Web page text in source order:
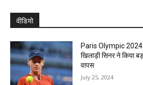
वीडियो
Paris Olympic
खिलाड़ी सिनर ने किया
वापस
July 25, 2024